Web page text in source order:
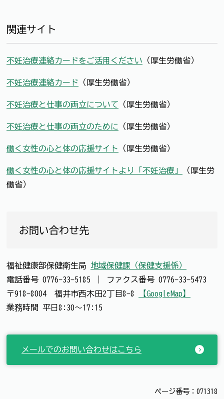
関連サイト
不妊治療連絡カードをご活用ください （厚生労働省）
不妊治療連絡カード （厚生労働省）
不妊治療と仕事の両立について （厚生労働省）
不妊治療と仕事の両立のために （厚生労働省）
働く女性の心と体の応援サイト （厚生労働省）
働く女性の心と体の応援サイトより「不妊治療」
（厚生労
働省）
お問い合わせ先
福祉健康部保健衛生局 地域保健課（保健支援係）
電話番号 0776-33-5185 ファクス番号 0776-33-5473
〒918-8004 福井市西木田2丁目8-8
【GoogleMap】
業務時間 平日8:30～17:15
メールでのお問い合わせはこちら
ページ番号：071318